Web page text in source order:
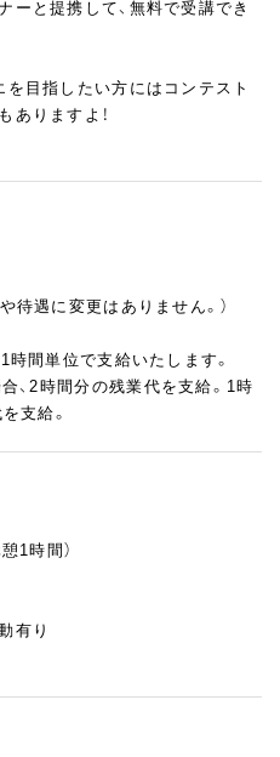
ーと提携して、無料で受講でき
を目指したい方にはコンテスト
ありますよ！
待遇に変更はありません。）
間単位で支給いたします。
、2時間分の残業代を支給。1時
支給。
1時間）
有り